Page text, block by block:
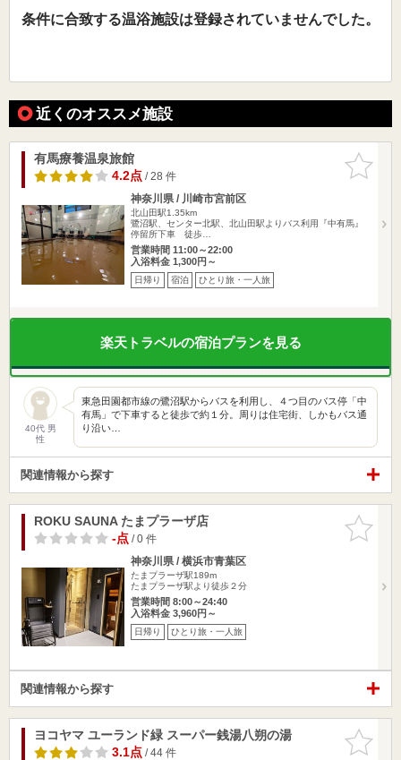
条件に合致する温浴施設は登録されていませんでした。
近くのオススメ施設
お気に入
りに追加
有馬療養温泉旅館
4.2点/ 28 件
神奈川県 / 川崎市宮前区
北山田駅1.35km
鷺沼駅、センター北駅、北山田駅よりバス利用『中有馬』
停留所下車 徒歩…
営業時間 11:00～22:00
入浴料金 1,300円～
日帰り 宿泊 ひとり旅・一人旅
楽天トラベルの宿泊プランを見る
40代 男
性
東急田園都市線の鷺沼駅からバスを利用し、４つ目のバス停「中
有馬」で下車すると徒歩で約１分。周りは住宅街、しかもバス通
り沿い…
関連情報から探す
お気に入
りに追加
ROKU SAUNA たまプラーザ店
-点/ 0 件
神奈川県 / 横浜市青葉区
たまプラーザ駅189m
たまプラーザ駅より徒歩２分
営業時間 8:00～24:40
入浴料金 3,960円～
日帰り ひとり旅・一人旅
関連情報から探す
お気に入
りに追加
ヨコヤマ ユーランド緑 スーパー銭湯八朔の湯
3.1点/ 44 件